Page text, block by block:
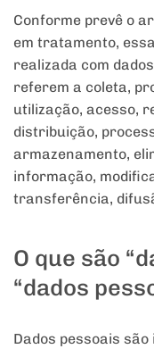
Conforme prevê o
em tratamento,
realizada com
referem a coleta,
utilização, acesso,
distribuição,
armazenamento,
informação,
transferência,
O que são
“dados
Dados pessoais